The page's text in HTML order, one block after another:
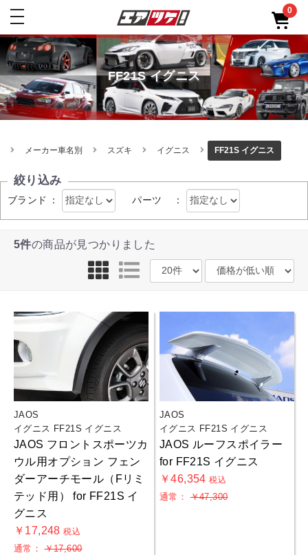
toggle
0
FF21S イグニス
メーカー車名別 スズキ イグニス FF21S イグニス
絞り込み
ブランド ： パーツ ：
5件の商品が見つかりました
JAOS
イグニス FF21S イグニス
JAOS フロントスポーツカ
ウル用オプション フェン
ダーアーチモール（Fリミ
テッド用） for FF21S イ
グニス
￥17,248税込
通常：￥17,600
JAOS
イグニス FF21S イグニス
JAOS ルーフスポイラー
for FF21S イグニス
￥46,354税込
通常：￥47,300